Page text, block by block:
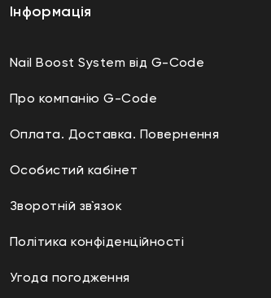
Інформація
Nail Boost System від G-Code
Про компанію G-Code
Оплата. Доставка. Повернення
Особистий кабінет
Зворотній зв`язок
Політика конфіденційності
Угода погодження